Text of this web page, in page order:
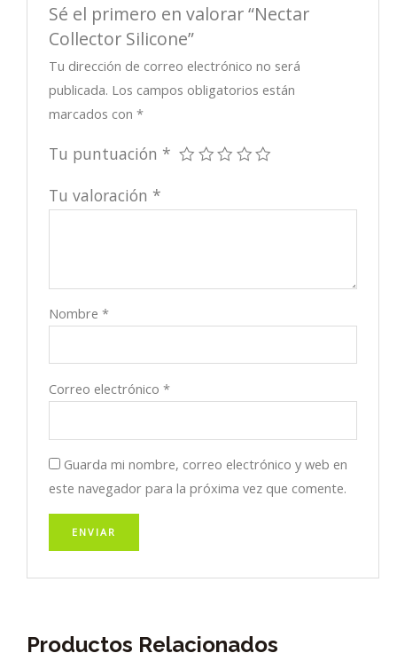
Sé el primero en valorar “Nectar
Collector Silicone”
Tu dirección de correo electrónico no será
publicada. Los campos obligatorios están
marcados con*
Tu puntuación *
Tu valoración *
Nombre*
Correo electrónico*
Guarda mi nombre, correo electrónico y web en
este navegador para la próxima vez que comente.
Productos Relacionados